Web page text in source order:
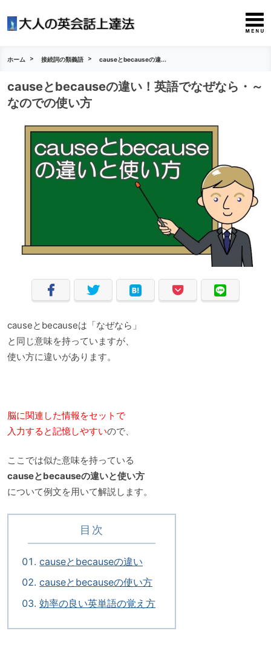
ホーム 接続詞の類義語 causeとbecauseの違...
causeとbecauseの違い！英語でなぜなら・～
なのでの使い方
causeとbecauseは「なぜなら」
と同じ意味を持っていますが、
使い方に違いがあります。
脳に関連した情報をセットで
入力すると記憶しやすいので、
ここでは似た意味を持っている
causeとbecauseの違いと使い方
について例文を用いて解説します。
目次
causeとbecauseの違い
causeとbecauseの使い方
効率の良い英単語の覚え方